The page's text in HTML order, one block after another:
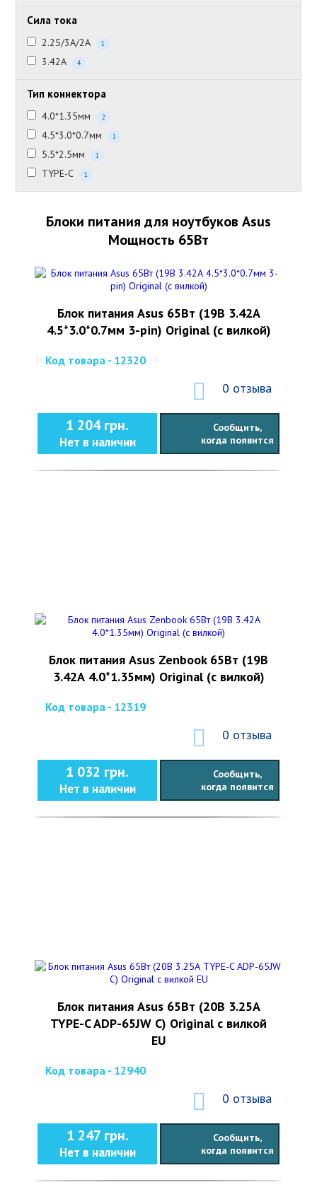
Сила тока
2.25/3А/2А 1
3.42А 4
Тип коннектора
4.0*1.35мм 2
4.5*3.0*0.7мм 1
5.5*2.5мм 1
TYPE-C 1
Блоки питания для ноутбуков Asus
Мощность 65Вт
Блок питания Asus 65Вт (19В 3.42А
4.5*3.0*0.7мм 3-pin) Original (с вилкой)
Код товара - 12320
0 отзыва
1 204 грн.
Нет в наличии
Сообщить,
когда появится
Блок питания Asus Zenbook 65Вт (19В
3.42А 4.0*1.35мм) Original (с вилкой)
Код товара - 12319
0 отзыва
1 032 грн.
Нет в наличии
Сообщить,
когда появится
Блок питания Asus 65Вт (20В 3.25А
TYPE-C ADP-65JW C) Original с вилкой
EU
Код товара - 12940
0 отзыва
1 247 грн.
Нет в наличии
Сообщить,
когда появится